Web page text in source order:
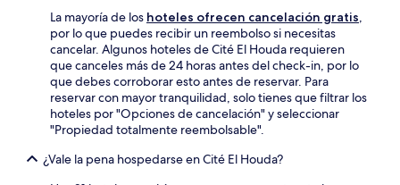
La mayoría de los hoteles ofrecen cancelación gratis,
por lo que puedes recibir un reembolso si necesitas
cancelar. Algunos hoteles de Cité El Houda requieren
que canceles más de 24 horas antes del check-in, por lo
que debes corroborar esto antes de reservar. Para
reservar con mayor tranquilidad, solo tienes que filtrar los
hoteles por "Opciones de cancelación" y seleccionar
"Propiedad totalmente reembolsable".
¿Vale la pena hospedarse en Cité El Houda?